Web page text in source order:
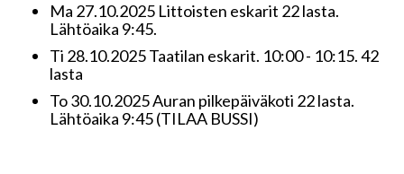
Ma 27.10.2025 Littoisten eskarit 22 lasta.
Lähtöaika 9:45.
Ti 28.10.2025 Taatilan eskarit. 10:00 - 10:15. 42
lasta
To 30.10.2025 Auran pilkepäiväkoti 22 lasta.
Lähtöaika 9:45 (TILAA BUSSI)